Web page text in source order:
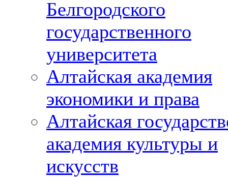
Белгородского
государственного
университета
Алтайская академия
экономики и права
Алтайская
академия культуры и
искусств